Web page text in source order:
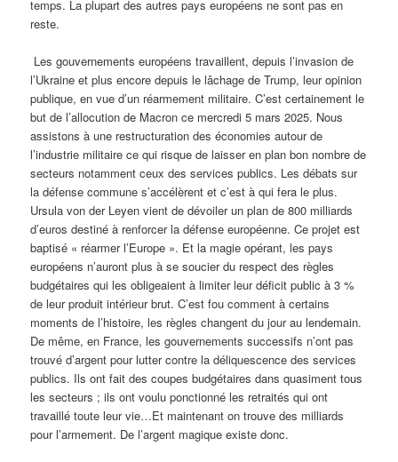
temps. La plupart des autres pays européens ne sont pas en
reste.
Les gouvernements européens travaillent, depuis l’invasion de
l’Ukraine et plus encore depuis le lâchage de Trump, leur opinion
publique, en vue d’un réarmement militaire. C’est certainement le
but de l’allocution de Macron ce mercredi 5 mars 2025. Nous
assistons à une restructuration des économies autour de
l’industrie militaire ce qui risque de laisser en plan bon nombre de
secteurs notamment ceux des services publics. Les débats sur
la défense commune s’accélèrent et c’est à qui fera le plus.
Ursula von der Leyen vient de dévoiler un plan de 800 milliards
d’euros destiné à renforcer la défense européenne. Ce projet est
baptisé « réarmer l’Europe ». Et la magie opérant, les pays
européens n’auront plus à se soucier du respect des règles
budgétaires qui les obligeaient à limiter leur déficit public à 3 %
de leur produit intérieur brut. C’est fou comment à certains
moments de l’histoire, les règles changent du jour au lendemain.
De même, en France, les gouvernements successifs n’ont pas
trouvé d’argent pour lutter contre la déliquescence des services
publics. Ils ont fait des coupes budgétaires dans quasiment tous
les secteurs ; ils ont voulu ponctionné les retraités qui ont
travaillé toute leur vie…Et maintenant on trouve des milliards
pour l’armement. De l’argent magique existe donc.